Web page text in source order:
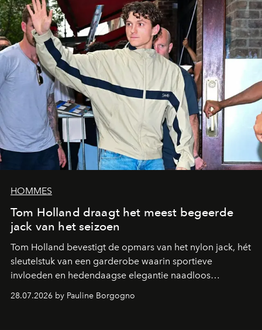
HOMMES
Tom Holland draagt het meest begeerde
jack van het seizoen
Tom Holland bevestigt de opmars van het nylon jack, hét
sleutelstuk van een garderobe waarin sportieve
invloeden en hedendaagse elegantie naadloos
samenkomen.
28.07.2026 by Pauline Borgogno